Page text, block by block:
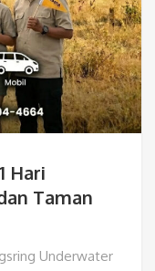
Hari
Taman
Underwater